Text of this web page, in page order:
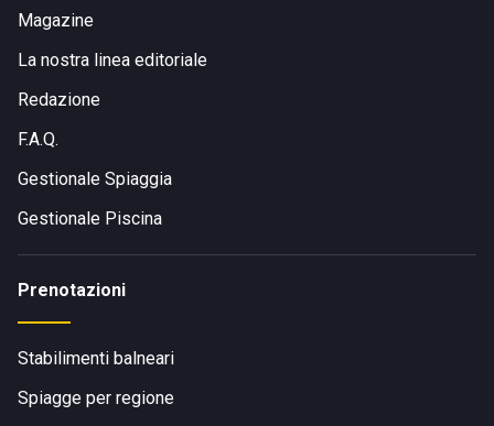
Magazine
La nostra linea editoriale
Redazione
F.A.Q.
Gestionale Spiaggia
Gestionale Piscina
Prenotazioni
Stabilimenti balneari
Spiagge per regione